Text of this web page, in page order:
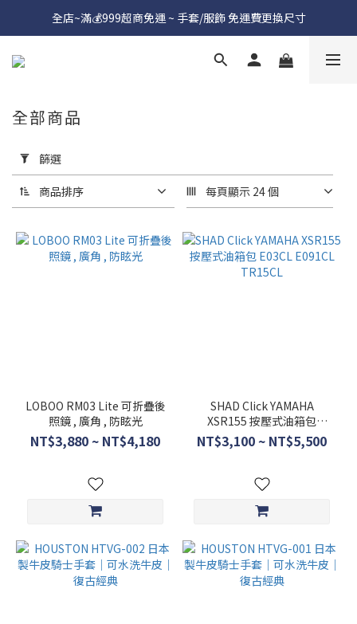
全店~滿💰999超商免運 ~ 手套/服飾 免運費更換尺寸
用
篩
選
(0/20)
價格
(NT$)
寸
(236)
(205)
2XL
全部商品
篩選
商品排序 每頁顯示 24 個
LOBOO RM03 Lite 可折疊後
照鏡 , 廣角 , 防眩光
NT$3,880 ~ NT$4,180
SHAD Click YAMAHA
XSR155 按壓式油箱包
E03CL E091CL TR15CL
NT$3,100 ~ NT$5,500